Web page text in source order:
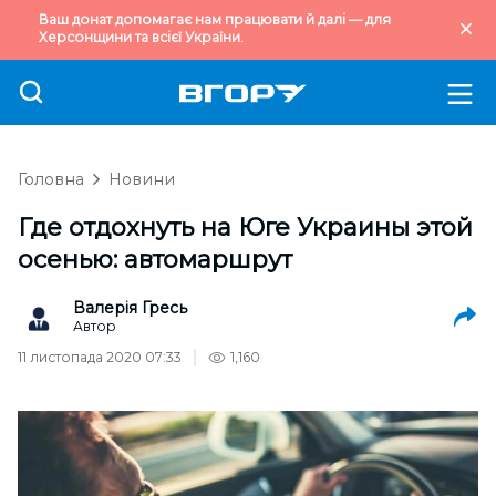
Ваш донат допомагає нам працювати й далі — для
Херсонщини та всієї України.
Головна Новини
Где отдохнуть на Юге Украины этой
осенью: автомаршрут
Валерія Гресь
Автор
11 листопада 2020 07:33
1,160